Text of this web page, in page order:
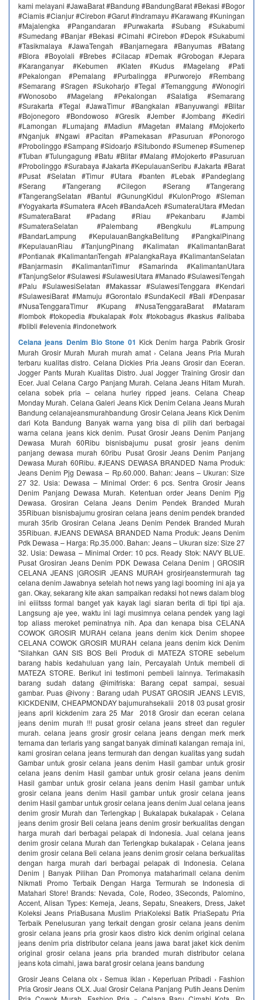
kami melayani #JawaBarat #Bandung #BandungBarat #Bekasi #Bogor
#Ciamis #Cianjur #Cirebon #Garut #Indramayu #Karawang #Kuningan
#Majalengka #Pangandaran #Purwakarta #Subang #Sukabumi
#Sumedang #Banjar #Bekasi #Cimahi #Cirebon #Depok #Sukabumi
#Tasikmalaya #JawaTengah #Banjarnegara #Banyumas #Batang
#Blora #Boyolali #Brebes #Cilacap #Demak #Grobogan #Jepara
#Karanganyar #Kebumen #Klaten #Kudus #Magelang #Pati
#Pekalongan #Pemalang #Purbalingga #Purworejo #Rembang
#Semarang #Sragen #Sukoharjo #Tegal #Temanggung #Wonogiri
#Wonosobo #Magelang #Pekalongan #Salatiga #Semarang
#Surakarta #Tegal #JawaTimur #Bangkalan #Banyuwangi #Blitar
#Bojonegoro #Bondowoso #Gresik #Jember #Jombang #Kediri
#Lamongan #Lumajang #Madiun #Magetan #Malang #Mojokerto
#Nganjuk #Ngawi #Pacitan #Pamekasan #Pasuruan #Ponorogo
#Probolinggo #Sampang #Sidoarjo #Situbondo #Sumenep #Sumenep
#Tuban #Tulungagung #Batu #Blitar #Malang #Mojokerto #Pasuruan
#Probolinggo #Surabaya #Jakarta #KepulauanSeribu #Jakarta #Barat
#Pusat #Selatan #Timur #Utara #banten #Lebak #Pandeglang
#Serang #Tangerang #Cilegon #Serang #Tangerang
#TangerangSelatan #Bantul #GunungKidul #KulonProgo #Sleman
#Yogyakarta #Sumatera #Aceh #BandaAceh #SumateraUtara #Medan
#SumateraBarat #Padang #Riau #Pekanbaru #Jambi
#SumateraSelatan #Palembang #Bengkulu #Lampung
#BandarLampung #KepulauanBangkaBelitung #PangkalPinang
#KepulauanRiau #TanjungPinang #Kalimatan #KalimantanBarat
#Pontianak #KalimantanTengah #PalangkaRaya #KalimantanSelatan
#Banjarmasin #KalimantanTimur #Samarinda #KalimantanUtara
#TanjungSelor #Sulawesi #SulawesiUtara #Manado #SulawesiTengah
#Palu #SulawesiSelatan #Makassar #SulawesiTenggara #Kendari
#SulawesiBarat #Mamuju #Gorontalo #SundaKecil #Bali #Denpasar
#NusaTenggaraTimur #Kupang #NusaTenggaraBarat #Mataram
#lombok #tokopedia #bukalapak #olx #tokobagus #kaskus #alibaba
#blibli #elevenia #indonetwork
Celana jeans Denim Bio Stone 01 Kick Denim harga Pabrik Grosir
Murah Grosir Murah Murah murah amat › Celana Jeans Pria Murah
terbaru kualitas distro. Celana Dickies Pria Jeans Grosir dan Eceran.
Jogger Pants Murah Kualitas Distro. Jual Jogger Training Grosir dan
Ecer. Jual Celana Cargo Panjang Murah. Celana Jeans Hitam Murah.
celana sobek pria – celana hurley ripped jeans. Celana Cheap
Monday Murah. Celana Galeri Jeans Kick Denim Celana Jeans Murah
Bandung celanajeansmurahbandung Grosir Celana Jeans Kick Denim
dari Kota Bandung Banyak warna yang bisa di pilih dari berbagai
warna celana jeans kick denim. Pusat Grosir Jeans Denim Panjang
Dewasa Murah 60Ribu bisnisbajumu pusat grosir jeans denim
panjang dewasa murah 60ribu Pusat Grosir Jeans Denim Panjang
Dewasa Murah 60Ribu. #JEANS DEWASA BRANDED Nama Produk:
Jeans Denim Pjg Dewasa – Rp.60.000. Bahan: Jeans – Ukuran: Size
27 32. Usia: Dewasa – Minimal Order: 6 pcs. Sentra Grosir Jeans
Denim Panjang Dewasa Murah. Ketentuan order Jeans Denim Pjg
Dewasa. Grosiran Celana Jeans Denim Pendek Branded Murah
35Ribuan bisnisbajumu grosiran celana jeans denim pendek branded
murah 35rib Grosiran Celana Jeans Denim Pendek Branded Murah
35Ribuan. #JEANS DEWASA BRANDED Nama Produk: Jeans Denim
Pdk Dewasa – Harga: Rp.35.000. Bahan: Jeans – Ukuran size: Size 27
32. Usia: Dewasa – Minimal Order: 10 pcs. Ready Stok: NAVY BLUE.
Pusat Grosiran Jeans Denim PDK Dewasa Celana Denim | GROSIR
CELANA JEANS |GROSIR JEANS MURAH grosirjeanstermurah tag
celana denim Jawabnya setelah hot news yang lagi booming ini aja ya
gan. Okay, sekarang kite akan sampaikan redaksi hot news dalam blog
ini eiiitsss formal banget yak kayak lagi siaran berita di tipi tipi aja.
Langsung aje yee, waktu ini lagi musimnya celana pendek yang lagi
top aliass meroket peminatnya nih. Apa dan kenapa bisa CELANA
COWOK GROSIR MURAH celana jeans denim kick Denim shopee
CELANA COWOK GROSIR MURAH celana jeans denim kick Denim
"Silahkan GAN SIS BOS Beli Produk di MATEZA STORE sebelum
barang habis kedahuluan yang lain, Percayalah Untuk membeli di
MATEZA STORE. Berikut ini testimoni pembeli lainnya. Terimakasih
barang sudah datang @imifriska: Barang cepat sampai, sesuai
gambar. Puas @ivony : Barang udah PUSAT GROSIR JEANS LEVIS,
KICKDENIM, CHEAPMONDAY bajumurahsekalii 2018 03 pusat grosir
jeans april kickdenim zara 25 Mar 2018 Grosir dan eceran celana
jeans denim murah !!! pusat grosir celana jeans street dan reguler
murah. celana jeans grosir grosir celana jeans dengan merk merk
ternama dan terlaris yang sangat banyak diminati kalangan remaja ini,
kami grosiran celana jeans termurah dan dengan kualitas yang sudah
Gambar untuk grosir celana jeans denim Hasil gambar untuk grosir
celana jeans denim Hasil gambar untuk grosir celana jeans denim
Hasil gambar untuk grosir celana jeans denim Hasil gambar untuk
grosir celana jeans denim Hasil gambar untuk grosir celana jeans
denim Hasil gambar untuk grosir celana jeans denim Jual celana jeans
denim grosir Murah dan Terlengkap | Bukalapak bukalapak › Celana
jeans denim grosir Beli celana jeans denim grosir berkualitas dengan
harga murah dari berbagai pelapak di Indonesia. Jual celana jeans
denim grosir celana Murah dan Terlengkap bukalapak › Celana jeans
denim grosir celana Beli celana jeans denim grosir celana berkualitas
dengan harga murah dari berbagai pelapak di Indonesia. Celana
Denim | Banyak Pilihan Dan Promonya‎ mataharimall celana denim‎
Nikmati Promo Terbaik Dengan Harga Termurah se Indonesia di
Matahari Store! Brands: Nevada, Cole, Rodeo, 3Seconds, Palomino,
Accent, Alisan Types: Kemeja, Jeans, Sepatu, Sneakers, Dress, Jaket
Koleksi Jeans PriaBusana Muslim PriaKoleksi Batik PriaSepatu Pria
Terbaik Penelusuran yang terkait dengan grosir celana jeans denim
grosir celana jeans pria grosir kaos distro kick denim original celana
jeans denim pria distributor celana jeans jawa barat jaket kick denim
original grosir celana jeans pria branded murah distributor celana
jeans kota cimahi, jawa barat grosir celana jeans bandung
Grosir Jeans Celana olx › Semua iklan › Keperluan Pribadi › Fashion
Pria Grosir Jeans OLX. Jual Grosir Celana Panjang Putih Jeans Denim